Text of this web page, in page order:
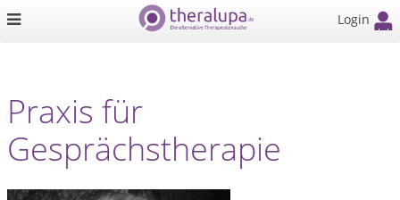
Login
Praxis für
Gesprächstherapie